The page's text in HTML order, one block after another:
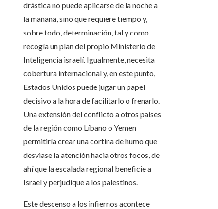
drástica no puede aplicarse de la noche a
la mañana, sino que requiere tiempo y,
sobre todo, determinación, tal y como
recogía un plan del propio Ministerio de
Inteligencia israelí. Igualmente, necesita
cobertura internacional y, en este punto,
Estados Unidos puede jugar un papel
decisivo a la hora de facilitarlo o frenarlo.
Una extensión del conflicto a otros países
de la región como Líbano o Yemen
permitiría crear una cortina de humo que
desviase la atención hacia otros focos, de
ahí que la escalada regional beneficie a
Israel y perjudique a los palestinos.
Este descenso a los infiernos acontece